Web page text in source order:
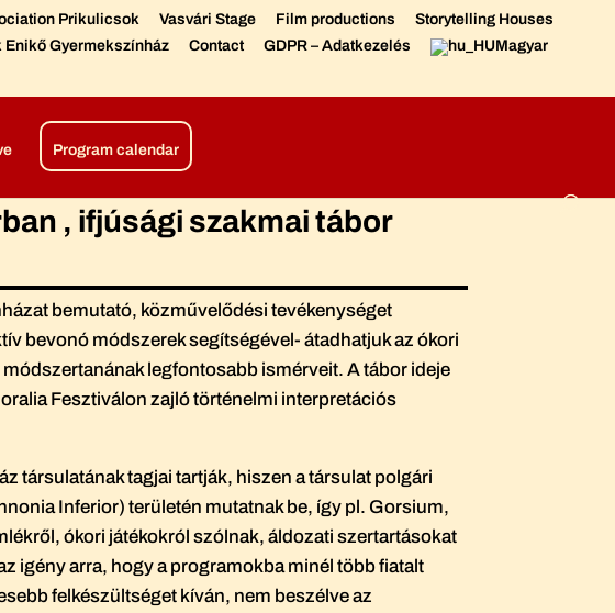
Prikulicsok Vasvári Stage Film productions
Storytelling Houses
Enikő Gyermekszínház Contact GDPR – Adatkezelés
Magyar
Program calendar
, ifjúsági szakmai tábor
bemutató, közművelődési tevékenységet
bevonó módszerek segítségével- átadhatjuk az ókori
legfontosabb ismérveit. A tábor ideje
Fesztiválon zajló történelmi interpretációs
társulatának tagjai tartják, hiszen a társulat polgári
Inferior) területén mutatnak be, így pl. Gorsium,
ókori játékokról szólnak, áldozati szertartásokat
igény arra, hogy a programokba minél több fiatalt
felkészültséget kíván, nem beszélve az